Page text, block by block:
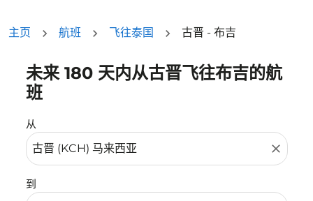
主页 航班 飞往泰国 古晋 - 布吉
未来 180 天内从古晋飞往布吉的航
班
从
close
到
没有符合您的筛选条件的机票。请调整您的筛选条件。